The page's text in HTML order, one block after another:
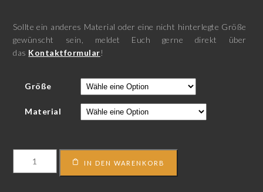
Sollte ein anderes Material oder eine nicht hinterlegte Größe
gewünscht sein, meldet Euch gerne direkt über
das Kontaktformular!
Größe
Material
Menge
IN DEN WARENKORB